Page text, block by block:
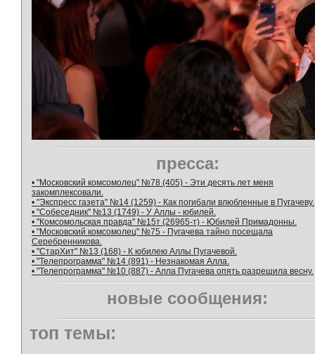
пресса:
• "Московский комсомолец" №78 (405) - Эти десять лет меня
закомплексовали.
• "Экспресс газета" №14 (1259) - Как погибали влюбленные в Пугачеву.
• "Собеседник" №13 (1749) - У Аллы - юбилей.
• "Комсомольская правда" №15т (26965-т) - Юбилей Примадонны.
• "Московский комсомолец" №75 - Пугачева тайно посещала
Серебренникова.
• "СтарХит" №13 (168) - К юбилею Аллы Пугачевой.
• "Телепрограмма" №14 (891) - Незнакомая Алла.
• "Телепрограмма" №10 (887) - Алла Пугачева опять разрешила весну.
новые сообщения:
топ темы: